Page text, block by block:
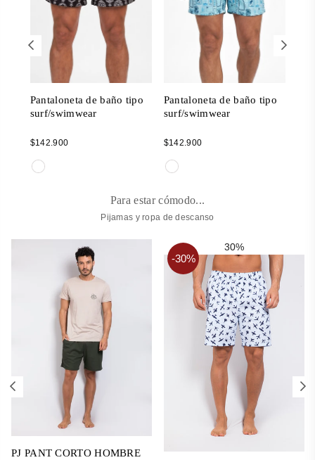
Pantaloneta de baño tipo
surf/swimwear
Regular
$142.900
Pantaloneta de baño tipo
surf/swimwear
Regular
$142.900
Para estar cómodo...
Pijamas y ropa de descanso
PJ PANT CORTO HOMBRE
30%
-30%